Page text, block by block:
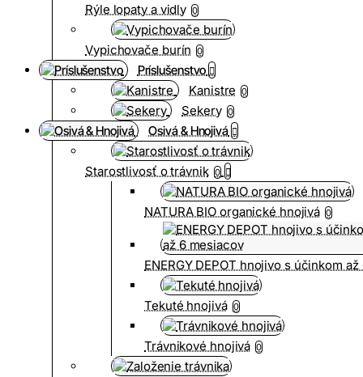
Rýle lopaty a vidly 0
Vypichovače burín 0
Príslušenstvo
Kanistre 0
Sekery 0
Osivá & Hnojivá
Starostlivosť o trávnik 0
NATURA BIO organické hnojivá 0
ENERGY DEPOT hnojivo s účinkom
Tekuté hnojivá 0
Trávnikové hnojivá 0